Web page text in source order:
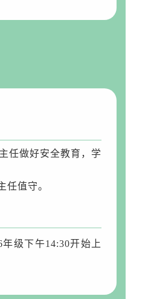
任做好安全教育，学
任值守。
级下午14:30开始上